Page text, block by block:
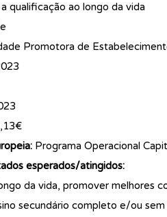
qualificação ao longo da vida
Promotora de
Programa Operacional
esperados/atingidos:
da vida, promover melhores
secundário completo e/ou